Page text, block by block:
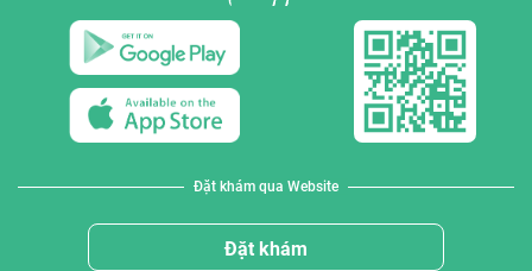
Đặt khám qua Website
Đặt khám